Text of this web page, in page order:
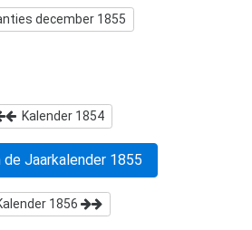
december 1855
Kalender 1854
de Jaarkalender 1855
1856